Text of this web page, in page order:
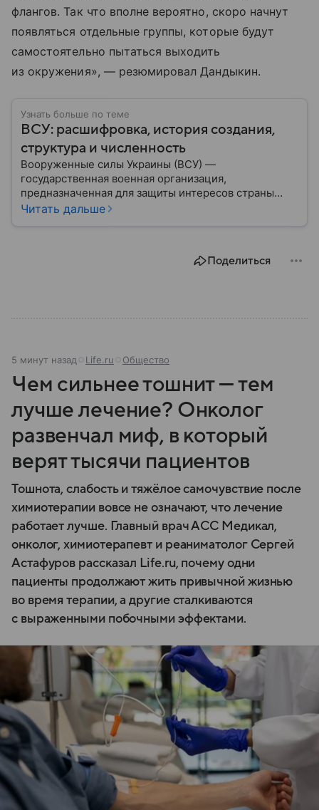
флангов. Так что вполне вероятно, скоро начнут
появляться отдельные группы, которые будут
самостоятельно пытаться выходить
из окружения», — резюмировал Дандыкин.
Узнать больше по теме
ВСУ: расшифровка, история создания,
структура и численность
Вооруженные силы Украины (ВСУ) —
государственная военная организация,
предназначенная для защиты интересов страны
военным путем. Была создана после
Читать дальше
Поделиться
5 минут назад Life.ru Общество
Чем сильнее тошнит — тем
лучше лечение? Онколог
развенчал миф, в который
верят тысячи пациентов
Тошнота, слабость и тяжёлое самочувствие после
химиотерапии вовсе не означают, что лечение
работает лучше. Главный врач АСС Медикал,
онколог, химиотерапевт и реаниматолог Сергей
Астафуров рассказал Life.ru, почему одни
пациенты продолжают жить привычной жизнью
во время терапии, а другие сталкиваются
с выраженными побочными эффектами.